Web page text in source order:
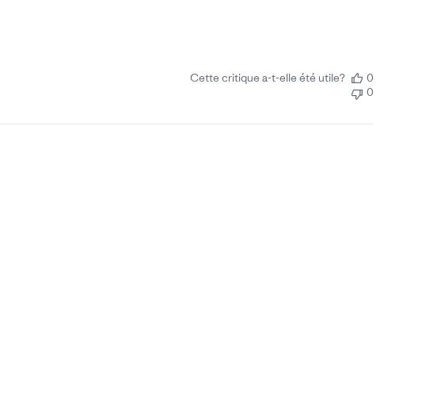
Cette critique a-t-elle été utile?
0
0